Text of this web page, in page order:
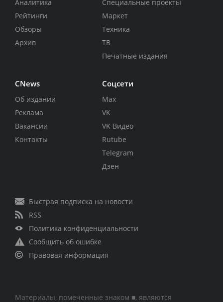
Аналитика
Рейтинги
Обзоры
Архив
Специальные проекты
Маркет
Техника
ТВ
Печатные издания
CNews
Об издании
Реклама
Вакансии
Контакты
Соцсети
Max
VK
VK Видео
Rutube
Telegram
Дзен
Быстрая подписка на новости
RSS
Политика конфиденциальности
Сообщить об ошибке
Правовая информация
Материалы, помеченные знаком ■, являются